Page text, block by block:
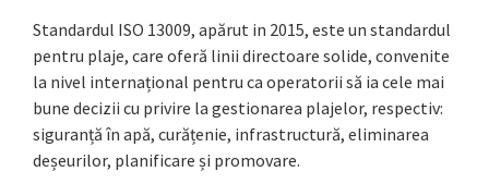
Standardul ISO 13009, apărut in 2015, este un standardul
pentru plaje, care oferă linii directoare solide, convenite
la nivel internațional pentru ca operatorii să ia cele mai
bune decizii cu privire la gestionarea plajelor, respectiv:
siguranță în apă, curățenie, infrastructură, eliminarea
deșeurilor, planificare și promovare.